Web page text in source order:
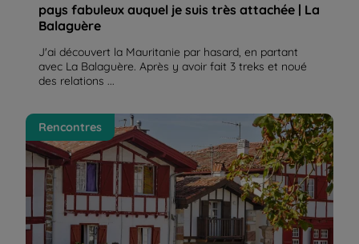
pays fabuleux auquel je suis très attachée | La
Balaguère
J'ai découvert la Mauritanie par hasard, en partant
avec La Balaguère. Après y avoir fait 3 treks et noué
des relations ...
Christine, de retour de notre rando yoga au Pays
Basque – La Balaguère
Rencontres